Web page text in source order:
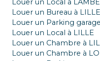
Louer un Local à
Louer un Bureau à LILLE
Louer un Parking
Louer un Local à LILLE
Louer un Chambre à
Louer un Chambre à